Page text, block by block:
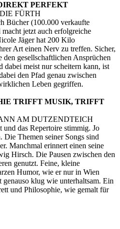
PERFEKT
FÜRTH
Bücher (100.000 verkaufte
jetzt auch erfolgreiche
Jäger hat 200 Kilo
Art einen Nerv zu treffen. Sicher,
den gesellschaftlichen Ansprüchen
dabei meist nur scheitern kann, ist
den Pfad genau zwischen
Leben gegriffen.
TRIFFT MUSIK, TRIFFT
AM DUTZENDTEICH
das Repertoire stimmig. Jo
Die Themen seiner Songs sind
Manchmal erinnert einen seine
Hirsch. Die Pausen zwischen den
genutzt. Feine, kleine
Humor, wie er nur in Wien
genauso klug wie unterhaltsam. Ein
und Philosophie, wie gemalt für